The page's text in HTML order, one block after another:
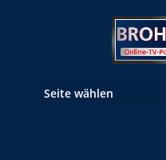
Seite wählen